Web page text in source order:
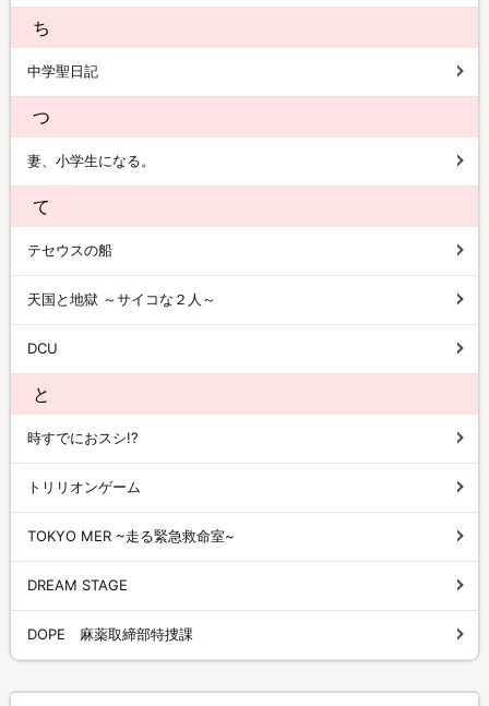
ち
中学聖日記
つ
妻、小学生になる。
て
テセウスの船
天国と地獄 ～サイコな２人～
DCU
と
時すでにおスシ!?
トリリオンゲーム
TOKYO MER ~走る緊急救命室~
DREAM STAGE
DOPE 麻薬取締部特捜課